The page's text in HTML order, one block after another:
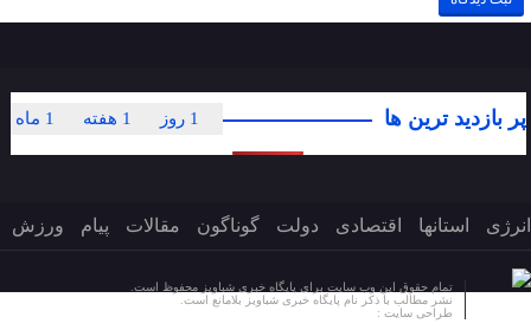
پر بازدید ترین ها 1 ماه 1 هفته 1 روز
انرژی استانها اقتصادی دولت گوناگون مقالات پیام ورزش
تمام حقوق این وب سایت برای پایگاه خبری شباویز محفوظ است.
نشر مطالب با ذکر نام پایگاه خبری شباویز بلامانع است.
طراحی سایت :